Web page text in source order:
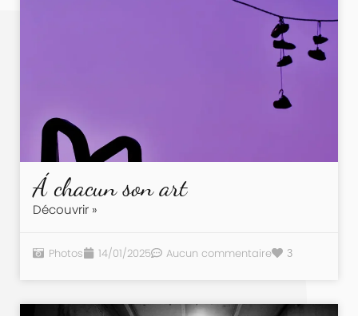
Á chacun son art
Découvrir »
Photos 14/01/2025 Aucun commentaire 3